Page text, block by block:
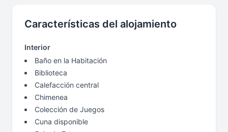
Características del alojamiento
Interior
Baño en la Habitación
Biblioteca
Calefacción central
Chimenea
Colección de Juegos
Cuna disponible